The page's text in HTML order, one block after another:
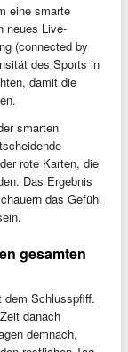
eine smarte
neues Live-
(connected by
des Sports in
damit die
smarten
rote Karten, die
Das Ergebnis
das Gefühl
gesamten
dem Schlusspfiff.
danach
demnach,